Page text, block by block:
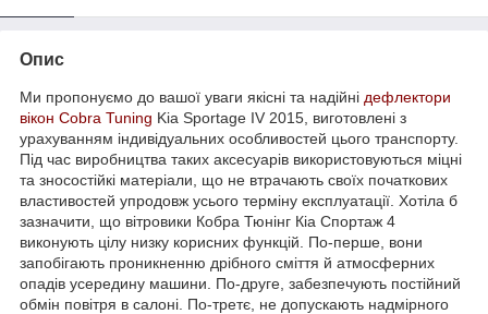
Опис
Ми пропонуємо до вашої уваги якісні та надійні дефлектори
вікон Cobra Tuning Kia Sportage IV 2015, виготовлені з
урахуванням індивідуальних особливостей цього транспорту.
Під час виробництва таких аксесуарів використовуються міцні
та зносостійкі матеріали, що не втрачають своїх початкових
властивостей упродовж усього терміну експлуатації. Хотіла б
зазначити, що вітровики Кобра Тюнінг Кіа Спортаж 4
виконують цілу низку корисних функцій. По-перше, вони
запобігають проникненню дрібного сміття й атмосферних
опадів усередину машини. По-друге, забезпечують постійний
обмін повітря в салоні. По-третє, не допускають надмірного